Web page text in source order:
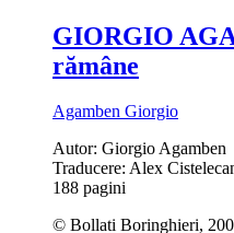
GIORGIO
rămâne
Agamben Giorgio
Autor: Giorgio Agamben
Traducere: Alex
188 pagini
© Bollati Boringhieri,